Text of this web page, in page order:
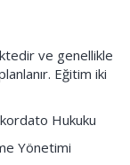
ve genellikle
Eğitim iki
Hukuku
Yönetimi